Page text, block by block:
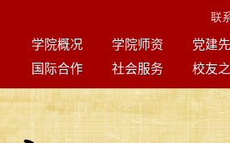
联
学院概况 学院师资 党建
国际合作
社会服务 校友